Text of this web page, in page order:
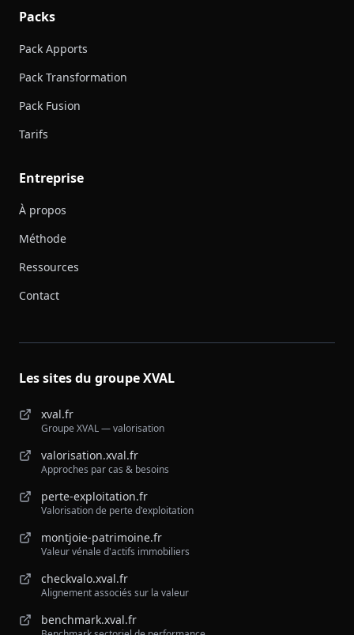
Packs
Pack Apports
Pack Transformation
Pack Fusion
Tarifs
Entreprise
À propos
Méthode
Ressources
Contact
Les sites du groupe XVAL
xval.fr
Groupe XVAL — valorisation
valorisation.xval.fr
Approches par cas & besoins
perte-exploitation.fr
Valorisation de perte d'exploitation
montjoie-patrimoine.fr
Valeur vénale d'actifs immobiliers
checkvalo.xval.fr
Alignement associés sur la valeur
benchmark.xval.fr